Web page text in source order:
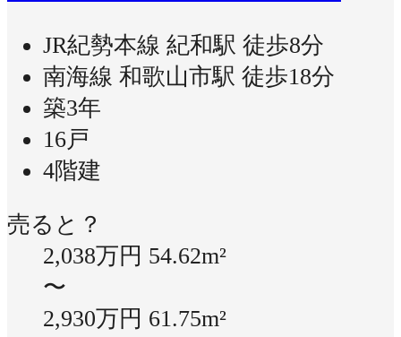
JR紀勢本線 紀和駅 徒歩8分
南海線 和歌山市駅 徒歩18分
築3年
16戸
4階建
売ると？
2,038万円 54.62m²
〜
2,930万円 61.75m²